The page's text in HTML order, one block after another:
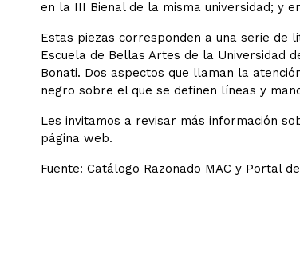
en la III Bienal de la misma universidad; y
Estas piezas corresponden a una serie de
Escuela de Bellas Artes de la Universidad
Bonati. Dos aspectos que llaman la
negro sobre el que se definen líneas y
Les invitamos a revisar más información
página web.
Fuente: Catálogo Razonado MAC y Portal